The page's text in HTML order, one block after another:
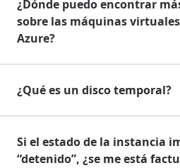
¿Dónde puedo encontrar
sobre las máquinas
Azure?
¿Qué es un disco temporal?
Si el estado de la instancia
“detenido”, ¿se me está